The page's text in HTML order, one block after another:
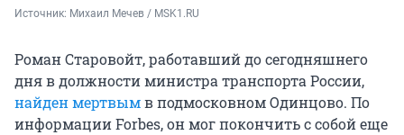
Источник: Михаил Мечев / MSK1.RU
Роман Старовойт, работавший до сегодняшнего
дня в должности министра транспорта России,
найден мертвымв подмосковном Одинцово. По
информации Forbes, он мог покончить с собой еще